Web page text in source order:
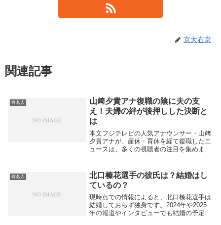
京大右京
関連記事
有名人
山﨑夕貴アナ復職の陰に夫の支
え！夫婦の絆が後押しした決断と
は
本文フジテレビの人気アナウンサー・山﨑
夕貴アナが、産休・育休を経て復職したニ
ュースは、多くの視聴者の注目を集めまし
す。山﨑アナの夫は、お笑い芸人として活
躍するお...
有名人
北口榛花選手の彼氏は？結婚はし
ているの？
現時点での情報によると、北口榛花選手は
結婚しておらず独身です。2024年や2025
年の報道やインタビューでも結婚の予定は